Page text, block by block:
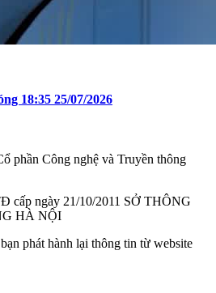
18:35 25/07/2026
phần Công nghệ và Truyền thông
cấp ngày 21/10/2011 SỞ THÔNG
HÀ NỘI
phát hành lại thông tin từ website